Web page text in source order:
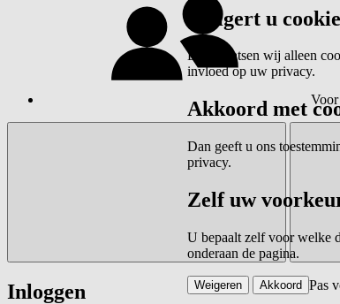
Inloggen
Weigert u
Dan plaatsen wij alleen
invloed op uw privacy.
Akkoord met
Dan geeft u ons
privacy.
Zelf uw
U bepaalt zelf voor welke
onderaan de pagina.
Pas
Weigeren Akkoord